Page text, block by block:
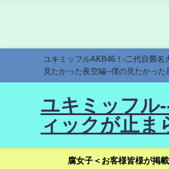
ユキミッフルAKB46！-二代目襲
見たかった夜空編--僕の見たかった
ユキミッフル
ィックが止ま
腐女子＜お客様皆様が掲